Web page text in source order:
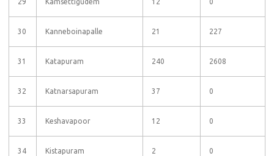
30 Kanneboinapalle 21 227
31 Katapuram 240 2608
32 Katnarsapuram 37 0
33 Keshavapoor 12 0
34 Kistapuram 2 0